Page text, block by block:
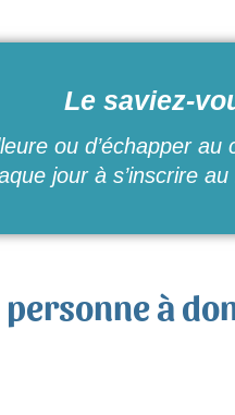
Le saviez-
ou d’échapper
jour à s’inscrire
à